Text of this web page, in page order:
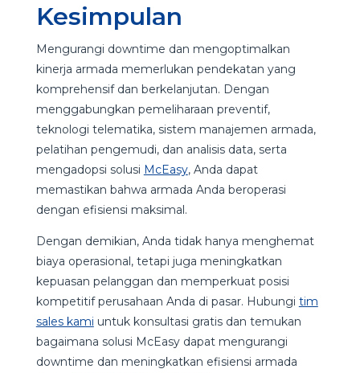
Kesimpulan
Mengurangi downtime dan mengoptimalkan
kinerja armada memerlukan pendekatan yang
komprehensif dan berkelanjutan. Dengan
menggabungkan pemeliharaan preventif,
teknologi telematika, sistem manajemen armada,
pelatihan pengemudi, dan analisis data, serta
mengadopsi solusi McEasy, Anda dapat
memastikan bahwa armada Anda beroperasi
dengan efisiensi maksimal.
Dengan demikian, Anda tidak hanya menghemat
biaya operasional, tetapi juga meningkatkan
kepuasan pelanggan dan memperkuat posisi
kompetitif perusahaan Anda di pasar. Hubungi tim
sales kami untuk konsultasi gratis dan temukan
bagaimana solusi McEasy dapat mengurangi
downtime dan meningkatkan efisiensi armada